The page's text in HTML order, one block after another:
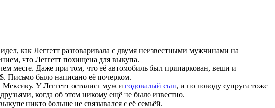
как Леггетт разговаривала с двумя неизвестными мужчинами на
что Леггетт похищена для выкупа.
месте. Даже при том, что её автомобиль был припаркован, вещи и
Письмо было написано её почерком.
У Леггетт остались муж и годовалый сын, и по поводу супруга тоже
когда об этом никому ещё не было известно.
никто больше не связывался с её семьёй.